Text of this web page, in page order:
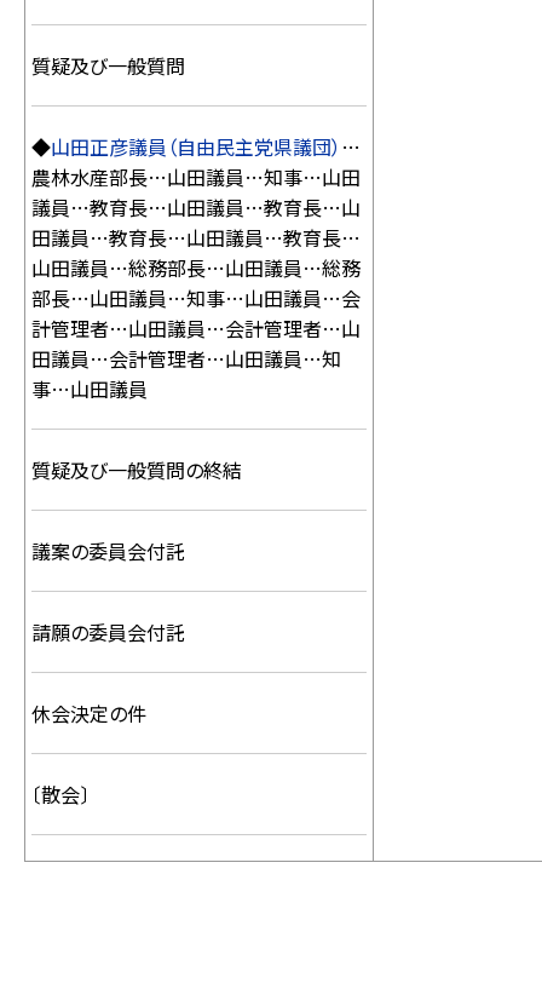
質疑及び一般質問
◆山田正彦議員（自由民主党県議団） …
農林水産部長…山田議員…知事…山田
議員…教育長…山田議員…教育長…山
田議員…教育長…山田議員…教育長…
山田議員…総務部長…山田議員…総務
部長…山田議員…知事…山田議員…会
計管理者…山田議員…会計管理者…山
田議員…会計管理者…山田議員…知
事…山田議員
質疑及び一般質問の終結
議案の委員会付託
請願の委員会付託
休会決定の件
〔散会〕